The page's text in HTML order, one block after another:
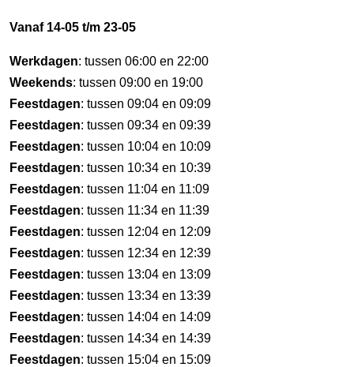
Vanaf 14-05 t/m 23-05
Werkdagen: tussen 06:00 en 22:00
Weekends: tussen 09:00 en 19:00
Feestdagen: tussen 09:04 en 09:09
Feestdagen: tussen 09:34 en 09:39
Feestdagen: tussen 10:04 en 10:09
Feestdagen: tussen 10:34 en 10:39
Feestdagen: tussen 11:04 en 11:09
Feestdagen: tussen 11:34 en 11:39
Feestdagen: tussen 12:04 en 12:09
Feestdagen: tussen 12:34 en 12:39
Feestdagen: tussen 13:04 en 13:09
Feestdagen: tussen 13:34 en 13:39
Feestdagen: tussen 14:04 en 14:09
Feestdagen: tussen 14:34 en 14:39
Feestdagen: tussen 15:04 en 15:09